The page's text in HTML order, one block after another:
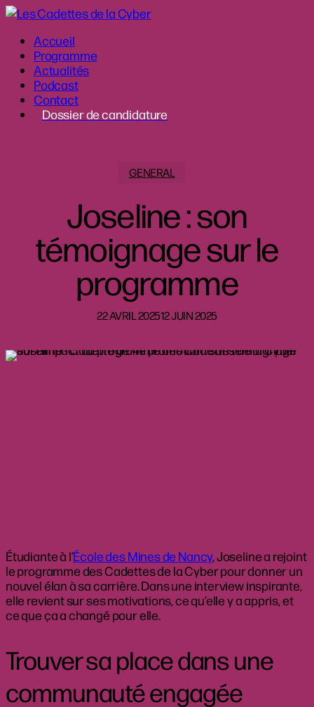
Passer
contenu
principal
MenuAccueil
Programme
Actualités
Podcast
Contact
Dossier de candidature
GENERAL
Joseline : son
témoignage sur le
programme
22 AVRIL 202512 JUIN 2025
Étudiante à l’École des Mines de Nancy, Joseline a rejoint
le programme des Cadettes de la Cyber pour donner un
nouvel élan à sa carrière. Dans une interview inspirante,
elle revient sur ses motivations, ce qu’elle y a appris, et
ce que ça a changé pour elle.
Trouver sa place dans une
communauté engagée